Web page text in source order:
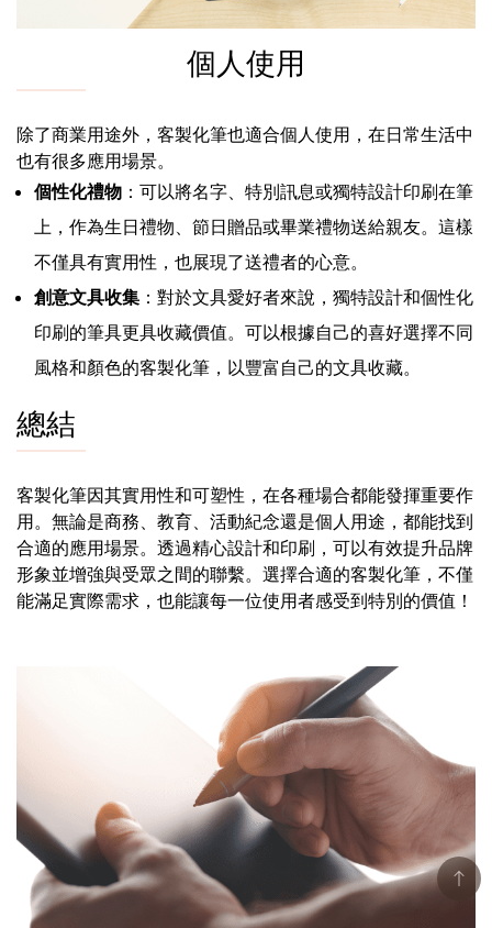
個人使用
除了商業用途外，客製化筆也適合個人使用，在日常生活中
也有很多應用場景。
個性化禮物 ：可以將名字、特別訊息或獨特設計印刷在筆
上，作為生日禮物、節日贈品或畢業禮物送給親友。這樣
不僅具有實用性，也展現了送禮者的心意。
創意文具收集 ：對於文具愛好者來說，獨特設計和個性化
印刷的筆具更具收藏價值。可以根據自己的喜好選擇不同
風格和顏色的客製化筆，以豐富自己的文具收藏。
總結
客製化筆因其實用性和可塑性，在各種場合都能發揮重要作
用。無論是商務、教育、活動紀念還是個人用途，都能找到
合適的應用場景。透過精心設計和印刷，可以有效提升品牌
形象並增強與受眾之間的聯繫。選擇合適的客製化筆，不僅
能滿足實際需求，也能讓每一位使用者感受到特別的價值！